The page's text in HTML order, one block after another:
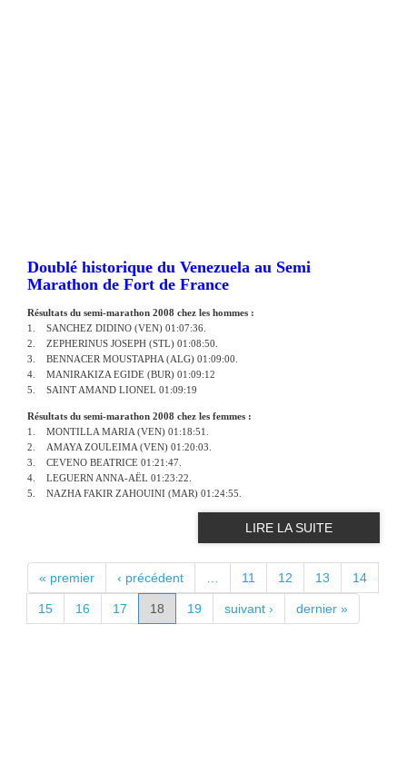
Doublé historique du Venezuela au Semi
Marathon de Fort de France
Résultats du semi-marathon 2008 chez les hommes :
1. SANCHEZ DIDINO (VEN) 01:07:36.
2. ZEPHERINUS JOSEPH (STL) 01:08:50.
3. BENNACER MOUSTAPHA (ALG) 01:09:00.
4. MANIRAKIZA EGIDE (BUR) 01:09:12
5. SAINT AMAND LIONEL 01:09:19
Résultats du semi-marathon 2008 chez les femmes :
1. MONTILLA MARIA (VEN) 01:18:51.
2. AMAYA ZOULEIMA (VEN) 01:20:03.
3. CEVENO BEATRICE 01:21:47.
4. LEGUERN ANNA-AËL 01:23:22.
5. NAZHA FAKIR ZAHOUINI (MAR) 01:24:55.
LIRE LA SUITE
PAGES
« premier ‹ précédent 11 12 13 14
15 16 17 18 19 suivant › dernier »